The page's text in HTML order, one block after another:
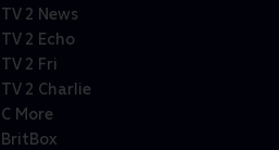
TV 2 News
TV 2 Echo
TV 2 Fri
TV 2 Charlie
C More
BritBox